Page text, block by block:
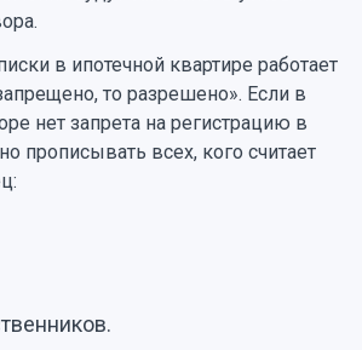
в ипотечной квартире работает
то разрешено». Если в
нет запрета на регистрацию в
прописывать всех, кого считает